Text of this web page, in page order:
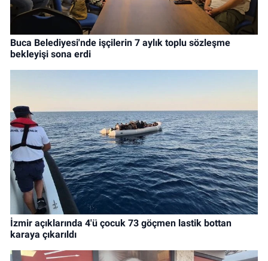
Buca Belediyesi'nde işçilerin 7 aylık toplu sözleşme
bekleyişi sona erdi
İzmir açıklarında 4'ü çocuk 73 göçmen lastik bottan
karaya çıkarıldı